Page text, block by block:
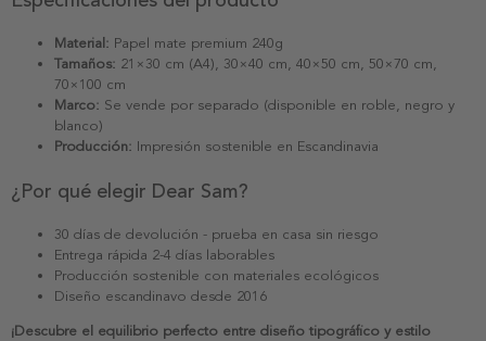
Material: Papel mate premium 240g
Tamaños: 21×30 cm (A4), 30×40 cm, 40×50 cm, 50×70 cm,
70×100 cm
Marco: Se vende por separado (disponible en roble, negro y
blanco)
Producción: Impresión sostenible en Escandinavia
¿Por qué elegir Dear Sam?
30 días de devolución - prueba en casa sin riesgo
Entrega rápida 2-4 días laborables
Producción sostenible con materiales ecológicos
Diseño escandinavo desde 2016
¡Descubre el equilibrio perfecto entre diseño tipográfico y estilo